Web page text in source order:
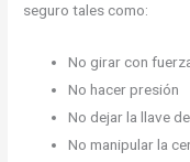
seguro tales como:
No girar con
No hacer presión
No dejar la llave
No manipular la